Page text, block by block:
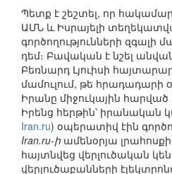
Պետք է շեշտել, որ
ԱՄՆ և Իսրայելի
գործողությունների զգալի
դեմ։ Բավական է նշել
Բեռնարդ Լյուիսի
մամուլում, թե հրադադարի
Իրանը միջուկային հարված
Իրենց հերթին՝ իրանական
Iran.ru) օպերատիվ էին
Iran.ru-ի ամենօրյա լրահոսքի
հայտնվեց վերլուծական
վերլուծաբանների